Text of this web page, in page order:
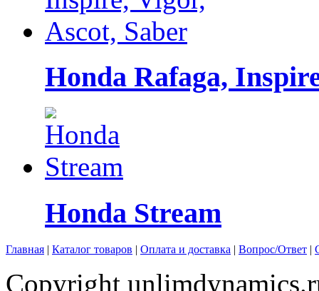
Honda Rafaga,
Honda Stream
Главная | Каталог товаров | Оплата и доставка | Вопрос/Ответ |
Copyright